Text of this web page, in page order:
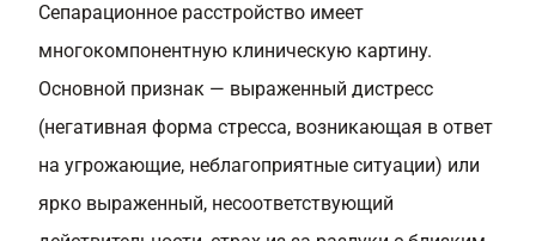
Сепарационное расстройство имеет
многокомпонентную клиническую картину.
Основной признак — выраженный дистресс
(негативная форма стресса, возникающая в ответ
на угрожающие, неблагоприятные ситуации) или
ярко выраженный, несоответствующий